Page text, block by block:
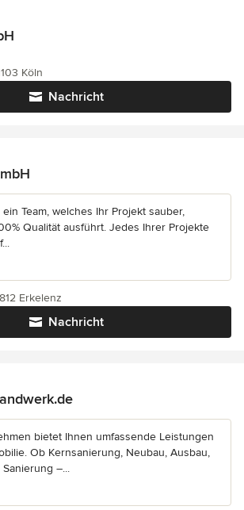
Nachricht
Köln
Team, welches Ihr Projekt sauber,
Qualität ausführt. Jedes Ihrer Projekte
Nachricht
Erkelenz
bietet Ihnen umfassende Leistungen
Ob Kernsanierung, Neubau, Ausbau,
–...